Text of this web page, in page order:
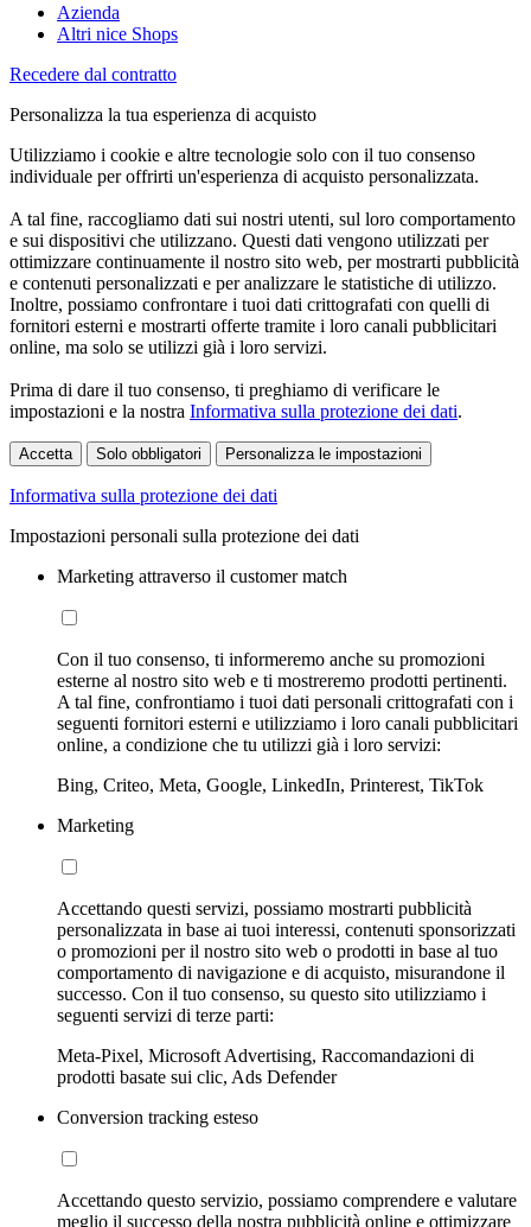
Azienda
Altri nice Shops
Recedere dal contratto
Personalizza la tua esperienza di acquisto
Utilizziamo i cookie e altre tecnologie solo con il tuo consenso
individuale per offrirti un'esperienza di acquisto personalizzata.
A tal fine, raccogliamo dati sui nostri utenti, sul loro comportamento
e sui dispositivi che utilizzano. Questi dati vengono utilizzati per
ottimizzare continuamente il nostro sito web, per mostrarti pubblicità
e contenuti personalizzati e per analizzare le statistiche di utilizzo.
Inoltre, possiamo confrontare i tuoi dati crittografati con quelli di
fornitori esterni e mostrarti offerte tramite i loro canali pubblicitari
online, ma solo se utilizzi già i loro servizi.
Prima di dare il tuo consenso, ti preghiamo di verificare le
impostazioni e la nostra Informativa sulla protezione dei dati.
Accetta Solo obbligatori Personalizza le impostazioni
Informativa sulla protezione dei dati
Impostazioni personali sulla protezione dei dati
Marketing attraverso il customer match
Con il tuo consenso, ti informeremo anche su promozioni
esterne al nostro sito web e ti mostreremo prodotti pertinenti.
A tal fine, confrontiamo i tuoi dati personali crittografati con i
seguenti fornitori esterni e utilizziamo i loro canali pubblicitari
online, a condizione che tu utilizzi già i loro servizi:
Bing, Criteo, Meta, Google, LinkedIn, Printerest, TikTok
Marketing
Accettando questi servizi, possiamo mostrarti pubblicità
personalizzata in base ai tuoi interessi, contenuti sponsorizzati
o promozioni per il nostro sito web o prodotti in base al tuo
comportamento di navigazione e di acquisto, misurandone il
successo. Con il tuo consenso, su questo sito utilizziamo i
seguenti servizi di terze parti:
Meta-Pixel, Microsoft Advertising, Raccomandazioni di
prodotti basate sui clic, Ads Defender
Conversion tracking esteso
Accettando questo servizio, possiamo comprendere e valutare
meglio il successo della nostra pubblicità online e ottimizzare